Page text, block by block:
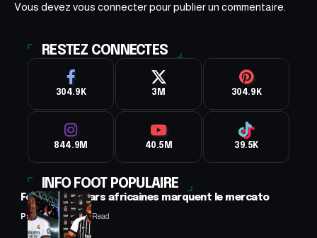
Vous devez vous connecterpour publier un commentaire.
RESTEZ CONNECTES
304.9K 3M 304.9K
844.9M 40.5M 39.5K
INFO FOOT POPULAIRE
Football : 2 stars africaines marquent le mercato
Panafrofoot2 Min Read